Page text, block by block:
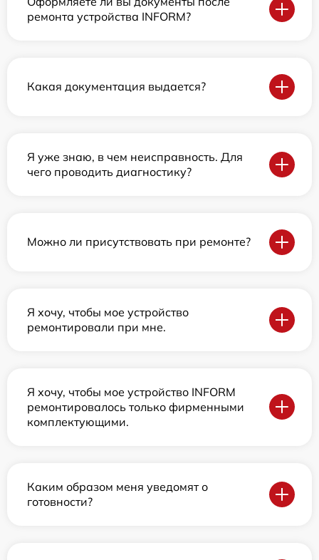
ремонта устройства INFORM?
Какая документация выдается?
Я уже знаю, в чем неисправность. Для
чего проводить диагностику?
Можно ли присутствовать при ремонте?
Я хочу, чтобы мое устройство
ремонтировали при мне.
Я хочу, чтобы мое устройство INFORM
ремонтировалось только фирменными
комплектующими.
Каким образом меня уведомят о
готовности?